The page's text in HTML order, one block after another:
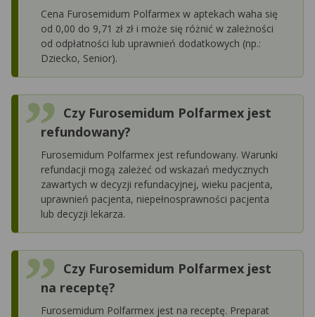
Cena Furosemidum Polfarmex w aptekach waha się
od 0,00 do 9,71 zł zł i może się różnić w zależności
od odpłatności lub uprawnień dodatkowych (np.:
Dziecko, Senior).
Czy Furosemidum Polfarmex jest
refundowany?
Furosemidum Polfarmex jest refundowany. Warunki
refundacji mogą zależeć od wskazań medycznych
zawartych w decyzji refundacyjnej, wieku pacjenta,
uprawnień pacjenta, niepełnosprawności pacjenta
lub decyzji lekarza.
Czy Furosemidum Polfarmex jest
na receptę?
Furosemidum Polfarmex jest na receptę. Preparat